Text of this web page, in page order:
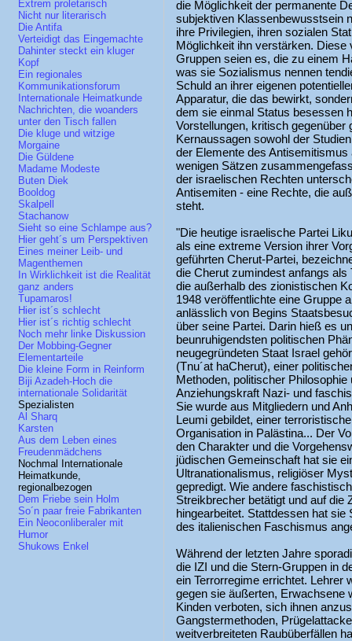
Extrem proletarisch
Nicht nur literarisch
Die Antifa
Verteidigt das Eingemachte
Dahinter steckt ein kluger
Kopf
Ein regionales
Kommunikationsforum
Internationale Heimatkunde
Nachrichten, die woanders
unter den Tisch fallen
Die kluge und witzige
Morgaine
Die Güldene
Madame Modeste
Buten Diek
Booldog
Skalpell
Stachanow
Sieht so eine Schlampe aus?
Hier geht´s um Perspektiven
Eines meiner Leib- und
Magenthemen
In Wirklichkeit ist die Realität
ganz anders
Tupamaros!
Hier ist´s schlecht
Hier ist´s richtig schlecht
Noch mehr linke Diskussion
Der Mobbing-Gegner
Elementarteile
Die kleine Form in Reinform
Biji Azadeh-Hoch die
internationale Solidarität
Spezialisten
Al Sharq
Karsten
Aus dem Leben eines
Freudenmädchens
Nochmal Internationale
Heimatkunde,
regionalbezogen
Dem Friebe sein Holm
So´n paar freie Fabrikanten
Ein Neoconliberaler mit
Humor
Shukows Enkel
die Möglichkeit der permanente
subjektiven Klassenbewusstsein
ihre Privilegien, ihren sozialen
Möglichkeit ihn verstärken. Diese
Gruppen seien es, die zu einem
was sie Sozialismus nennen
Schuld an ihrer eigenen
Apparatur, die das bewirkt,
dem sie einmal Status besessen
Vorstellungen, kritisch gegenüber
Kernaussagen sowohl der
der Elemente des
wenigen Sätzen
der israelischen Rechten
Antisemiten - eine Rechte, die
steht.
"Die heutige israelische Partei
als eine extreme Version ihrer
geführten Cherut-Partei,
die Cherut zumindest anfangs
die außerhalb des zionistischen
1948 veröffentlichte eine Gruppe
anlässlich von Begins
über seine Partei. Darin hieß es
beunruhigendsten politischen
neugegründeten Staat Israel
(Tnu´at haCherut), einer
Methoden, politischer
Anziehungskraft Nazi- und
Sie wurde aus Mitgliedern und
Leumi gebildet, einer
Organisation in Palästina... Der
den Charakter und die
jüdischen Gemeinschaft hat sie
Ultranationalismus, religiöser
gepredigt. Wie andere
Streikbrecher betätigt und auf
hingearbeitet. Stattdessen hat
des italienischen Faschismus
Während der letzten Jahre
die IZI und die Stern-Gruppen in
ein Terrorregime errichtet. Lehrer
gegen sie äußerten, Erwachsene
Kinden verboten, sich ihnen
Gangstermethoden,
weitverbreiteten Raubüberfällen